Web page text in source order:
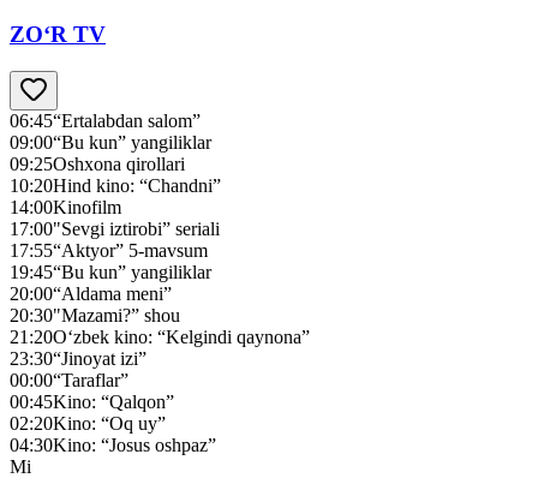
ZO‘R TV
06:45“Ertalabdan salom”
09:00“Bu kun” yangiliklar
09:25Oshxona qirollari
10:20Hind kino: “Chandni”
14:00Kinofilm
17:00"Sevgi iztirobi” seriali
17:55“Aktyor” 5-mavsum
19:45“Bu kun” yangiliklar
20:00“Aldama meni”
20:30"Mazami?” shou
21:20O‘zbek kino: “Kelgindi qaynona”
23:30“Jinoyat izi”
00:00“Taraflar”
00:45Kino: “Qalqon”
02:20Kino: “Oq uy”
04:30Kino: “Josus oshpaz”
Mi